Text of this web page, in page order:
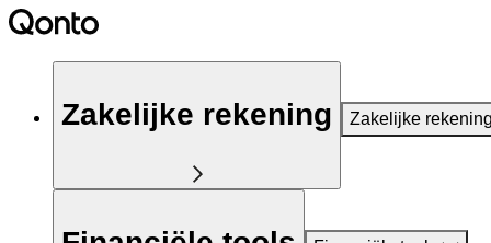
Zakelijke rekening Zakelijke